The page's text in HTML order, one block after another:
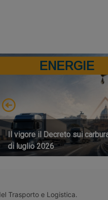
ENERGIE
Il vigore il Decreto sui
di luglio 2026
Trasporto e Logistica.